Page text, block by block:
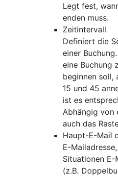
Legt fest,
enden muss.
Zeitintervall
Definiert die
einer
eine Buchung
beginnen soll,
15 und 45
ist es
Abhängig von
auch das
Haupt-E-Mail
E-
Situationen
(z.B.